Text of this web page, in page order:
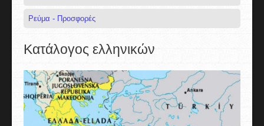
Ρεύμα - Προσφορές
Κατάλογος ελληνικών